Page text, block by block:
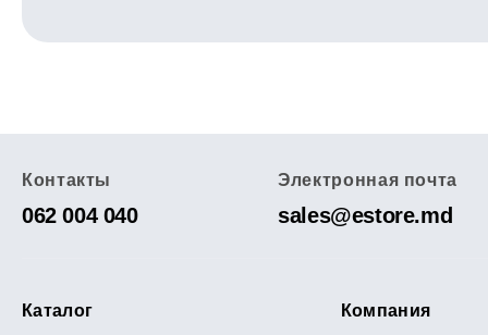
Контакты
062 004 040
Электронная почта
sales@estore.md
Каталог Компания